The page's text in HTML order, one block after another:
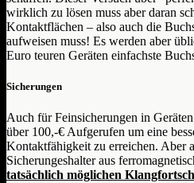
wirklich zu lösen muss aber daran
Kontaktflächen – also auch die
aufweisen muss! Es werden aber
Euro teuren Geräten einfachste
Sicherungen
Auch für Feinsicherungen in
über 100,-€ Aufgerufen um eine
Kontaktfähigkeit zu erreichen. Aber
Sicherungeshalter aus
tatsächlich möglichen